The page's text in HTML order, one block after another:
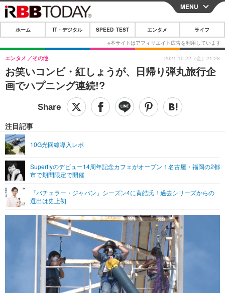
CLOSE
ホーム
IT・デジタル
IT・デジタルTOP スマートフォン
ショッピング その他
SPEED TEST
エンタメTOP 映画・ドラマ
グラビア
ショッピング その他
ライフTOP
その他
リリース一覧
プッシュ通知の停止方法
MENU
ホーム IT・デジタル SPEED TEST エンタメ ライフ
お笑いコンビ・紅しょうが、日帰り弾丸旅行企
画でハプニング連続!?
エンタメ その他
注目記事
10G光回線導入レポ
Superflyのデビュー14周年記念カフェがオープン！名古屋・福岡の2都
市で期間限定で開催
『バチェラー・ジャパン』シーズン4に黄皓氏！過去シリーズからの
選出は史上初
2021.10.22（金）21:28